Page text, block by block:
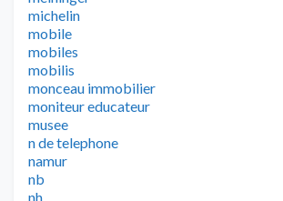
michelin
mobile
mobiles
mobilis
monceau immobilier
moniteur educateur
musee
n de telephone
namur
nb
nh